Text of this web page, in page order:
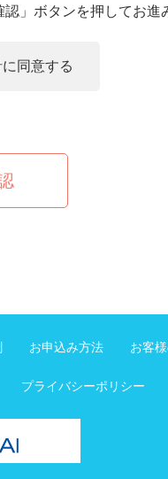
」ボタンを押してお進
同意する
お申込み方法 お客
プライバシーポリシー